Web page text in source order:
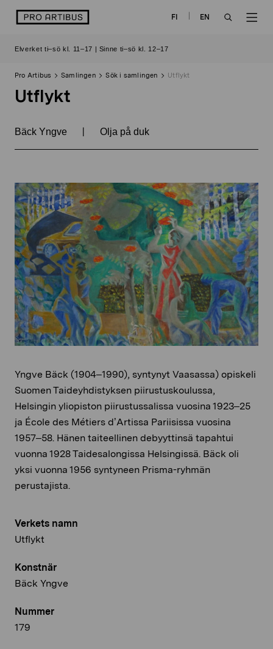
logo FI
EN
Elverket ti–sö kl. 11–17 | Sinne ti–sö kl. 12–17
Pro Artibus Samlingen Sök i samlingen Utflykt
Utflykt
Bäck Yngve | Olja på duk
Verkets namn
Utflykt
Konstnär
Bäck Yngve
Nummer
179
Yngve Bäck (1904–1990), syntynyt Vaasassa) opiskeli
Suomen Taideyhdistyksen piirustuskoulussa,
Helsingin yliopiston piirustussalissa vuosina 1923–25
ja École des Métiers d’Artissa Pariisissa vuosina
1957–58. Hänen taiteellinen debyyttinsä tapahtui
vuonna 1928 Taidesalongissa Helsingissä. Bäck oli
yksi vuonna 1956 syntyneen Prisma-ryhmän
perustajista.